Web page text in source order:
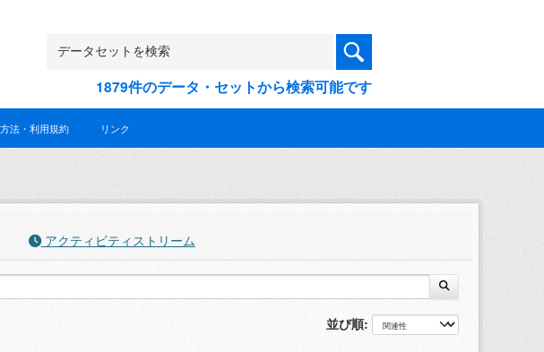
1879件のデータ・セットから検索可能です
法・利用規約 リンク
アクティビティストリーム
並び順